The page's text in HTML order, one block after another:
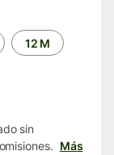
12 M
sin
Más